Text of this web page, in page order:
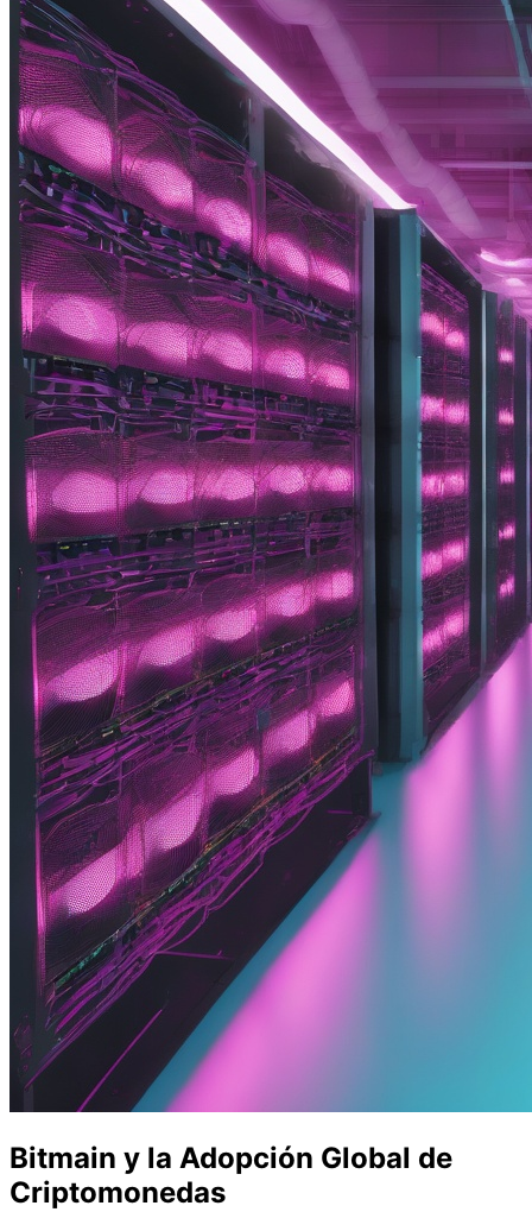
Bitmain y la Adopción Global de
Criptomonedas